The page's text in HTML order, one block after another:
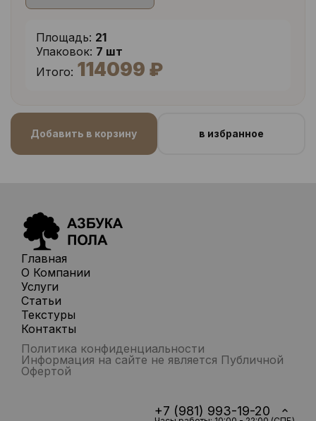
Площадь: 21
Упаковок: 7 шт
Итого: 114099 ₽
Добавить в корзину в избранное
Главная
О Компании
Услуги
Статьи
Текстуры
Контакты
Политика конфиденциальности
Информация на сайте не является Публичной
Офертой
+7 (981) 993-19-20